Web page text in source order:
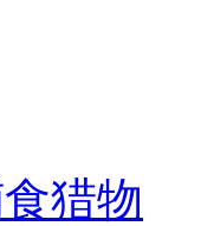
猎物